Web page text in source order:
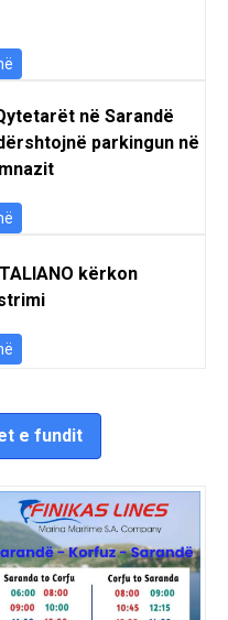
në Sarandë
parkingun në
kërkon
e fundit